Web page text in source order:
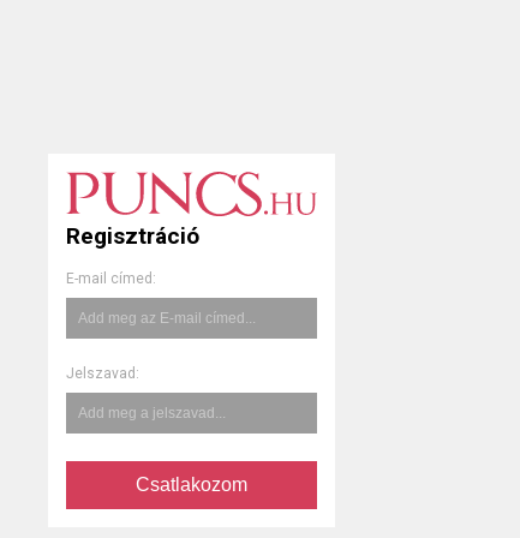
Regisztráció
E-mail címed:
Jelszavad:
Csatlakozom